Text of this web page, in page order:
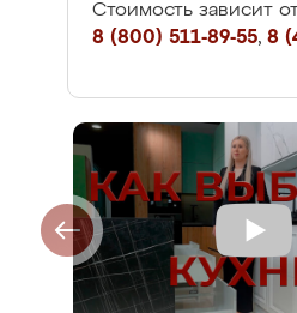
Стоимость зависит
8 (800) 511-89-55, 8